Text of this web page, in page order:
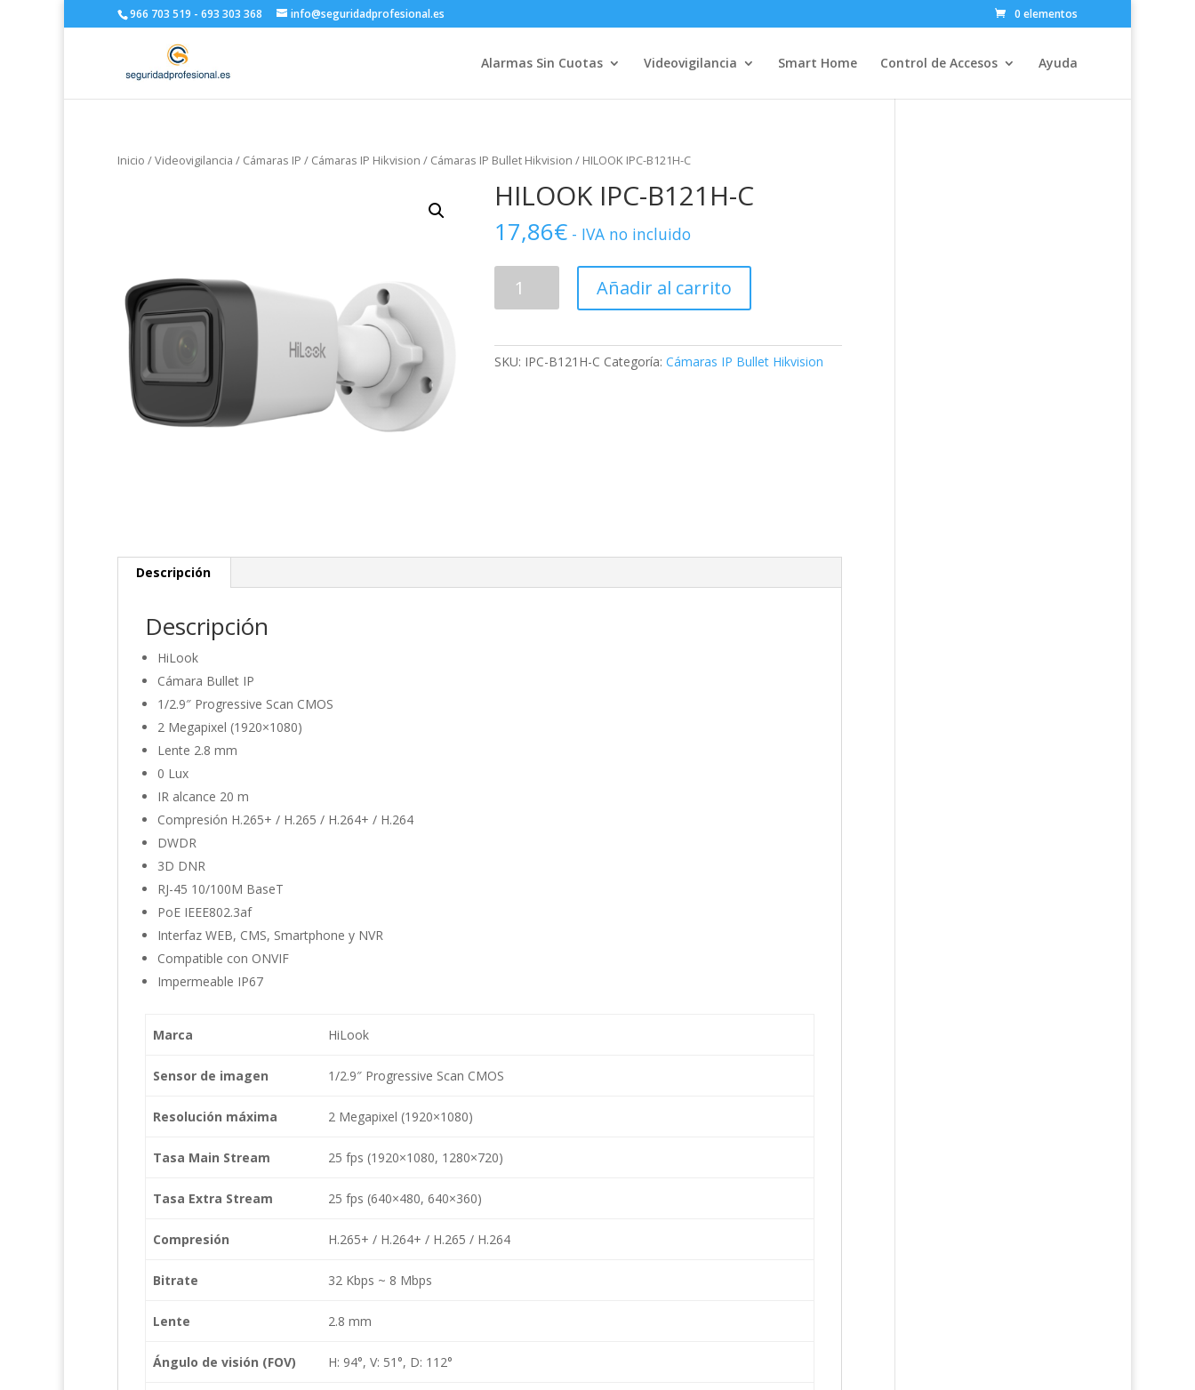
966 703 519 - 693 303 368 info@seguridadprofesional.es 0 elementos
Alarmas Sin Cuotas Videovigilancia Smart Home Control de Accesos Ayuda
Inicio /Videovigilancia / Cámaras IP / Cámaras IP Hikvision / Cámaras IP Bullet Hikvision / HILOOK IPC-B121H-C
HILOOK IPC-B121H-C
17,86€ - IVA no incluido
cantidad
Añadir al carrito
SKU: IPC-B121H-C Categoría:Cámaras IP Bullet Hikvision
Descripción
Descripción
HiLook
Cámara Bullet IP
1/2.9″ Progressive Scan CMOS
2 Megapixel (1920×1080)
Lente 2.8 mm
0 Lux
IR alcance 20 m
Compresión H.265+ / H.265 / H.264+ / H.264
DWDR
3D DNR
RJ-45 10/100M BaseT
PoE IEEE802.3af
Interfaz WEB, CMS, Smartphone y NVR
Compatible con ONVIF
Impermeable IP67
Marca HiLook
Sensor de imagen 1/2.9″ Progressive Scan CMOS
Resolución máxima 2 Megapixel (1920×1080)
Tasa Main Stream 25 fps (1920×1080, 1280×720)
Tasa Extra Stream 25 fps (640×480, 640×360)
Compresión H.265+ / H.264+ / H.265 / H.264
Bitrate 32 Kbps ~ 8 Mbps
Lente 2.8 mm
Ángulo de visión (FOV) H: 94°, V: 51°, D: 112°